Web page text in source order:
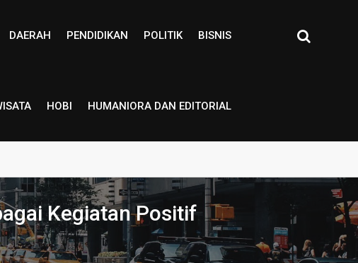
DAERAH PENDIDIKAN POLITIK BISNIS
HOBI HUMANIORA DAN EDITORIAL
Kegiatan Positif